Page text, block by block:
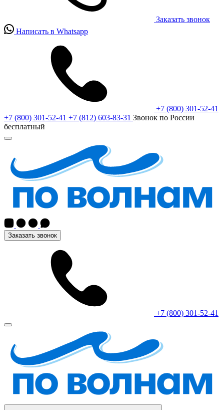
Заказать звонок
Написать в Whatsapp
+7 (800) 301-52-41
+7 (800) 301-52-41 +7 (812) 603-83-31 Звонок по России
бесплатный
Заказать звонок
+7 (800) 301-52-41